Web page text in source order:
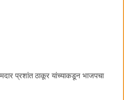
प्रशांत ठाकूर यांच्याकडून भाजपचा